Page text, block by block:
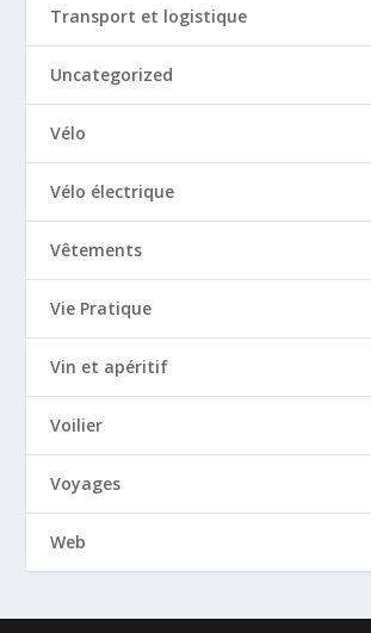
Transport et logistique
Uncategorized
Vélo
Vélo électrique
Vêtements
Vie Pratique
Vin et apéritif
Voilier
Voyages
Web